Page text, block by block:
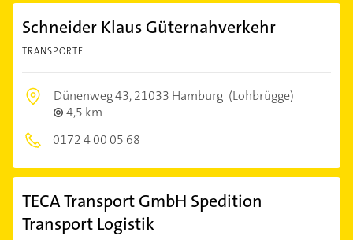
Schneider Klaus Güternahverkehr
TRANSPORTE
Dünenweg 43,21033 Hamburg (Lohbrügge)
4,5 km
0172 4 00 05 68
TECA Transport GmbH Spedition
Transport Logistik